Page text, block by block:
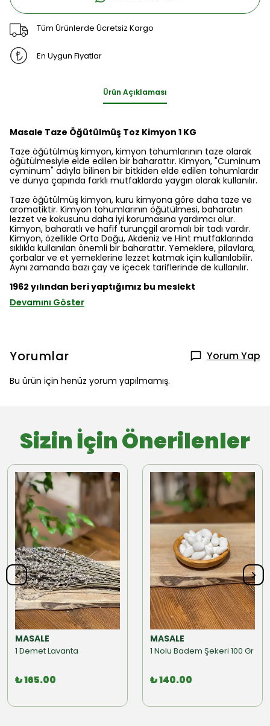
Tüm Ürünlerde Ücretsiz Kargo
En Uygun Fiyatlar
Ürün Açıklaması
Masale Taze Öğütülmüş Toz Kimyon 1 KG
Taze öğütülmüş kimyon, kimyon tohumlarının taze olarak
öğütülmesiyle elde edilen bir baharattır. Kimyon, "Cuminum
cyminum" adıyla bilinen bir bitkiden elde edilen tohumlardır
ve dünya çapında farklı mutfaklarda yaygın olarak kullanılır.
Taze öğütülmüş kimyon, kuru kimyona göre daha taze ve
aromatiktir. Kimyon tohumlarının öğütülmesi, baharatın
lezzet ve kokusunu daha iyi korumasına yardımcı olur.
Kimyon, baharatlı ve hafif turunçgil aromalı bir tadı vardır.
Kimyon, özellikle Orta Doğu, Akdeniz ve Hint mutfaklarında
sıklıkla kullanılan önemli bir baharattır. Yemeklere, pilavlara,
çorbalar ve et yemeklerine lezzet katmak için kullanılabilir.
Aynı zamanda bazı çay ve içecek tariflerinde de kullanılır.
1962 yılından beri yaptığımız bu meslekt
Devamını Göster
Yorumlar Yorum Yap
Bu ürün için henüz yorum yapılmamış.
Sizin İçin Önerilenler
MASALE
1 Demet Lavanta
₺ 165.00
MASALE
1 Nolu Badem Şekeri 100 Gr
₺ 140.00